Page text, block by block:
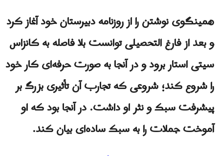
همینگوی نوشتن را از روزنامه دبیرستان خود آغاز کرد
و بعد از فارغ‌ التحصیلی توانست بلا فاصله به کانزاس
سیتی استار برود و در آنجا به‌ صورت حرفه‌ای کار خود
را شروع کند؛ شروعی که تجارب آن تأثیری بزرگ بر
پیشرفت سبک و نثر او داشت. در آنجا بود که او
آموخت جملات را به سبک ساده‌ای بیان کند.